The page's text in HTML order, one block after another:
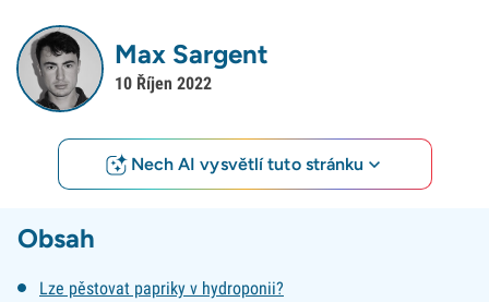
Max Sargent
10 Říjen 2022
Nech AI vysvětlí tuto stránku
Obsah
Lze pěstovat papriky v hydroponii?